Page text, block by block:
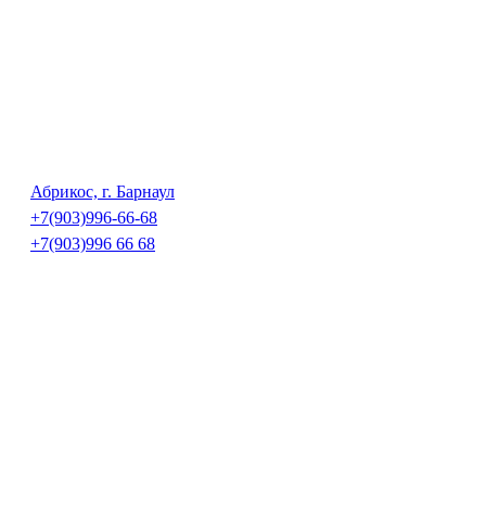
Абрикос, г. Барнаул
+7(903)996-66-68
+7(903)996 66 68